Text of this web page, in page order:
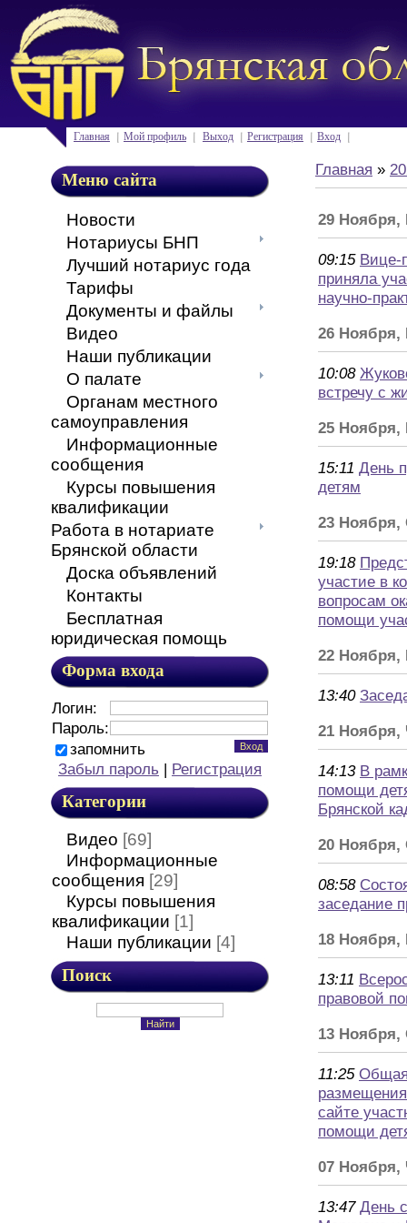
Главная Мой профиль Выход Регистрация Вход
Меню сайта
Новости
Нотариусы БНП
Лучший нотариус года
Тарифы
Документы и файлы
Видео
Наши публикации
О палате
Органам местного
самоуправления
Информационные
сообщения
Курсы повышения
квалификации
Работа в нотариате
Брянской области
Доска объявлений
Контакты
Бесплатная
юридическая помощь
Форма входа
Логин:
Пароль:
запомнить
Забыл пароль | Регистрация
Категории
Видео [69]
Информационные
сообщения [29]
Курсы повышения
квалификации [1]
Наши публикации [4]
Поиск
Главная »
29 Ноября,
09:15 Вице-
приняла
научно-
26 Ноября,
10:08
встречу с
25 Ноября,
15:11 День
детям
23 Ноября,
19:18
участие в
вопросам
помощи
22 Ноября,
13:40
21 Ноября,
14:13 В
помощи
Брянской
20 Ноября,
08:58
заседание
18 Ноября,
13:11
правовой
13 Ноября,
11:25
сайте
помощи
07 Ноября,
13:47 День